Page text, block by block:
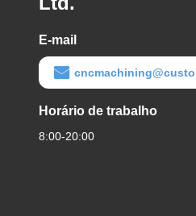
E-mail
Horário de trabalho
8:00-20:00